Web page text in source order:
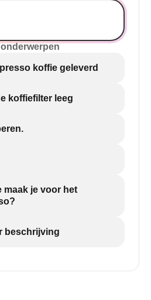
koffie geleverd
koffiefilter leeg
maak je voor het
beschrijving